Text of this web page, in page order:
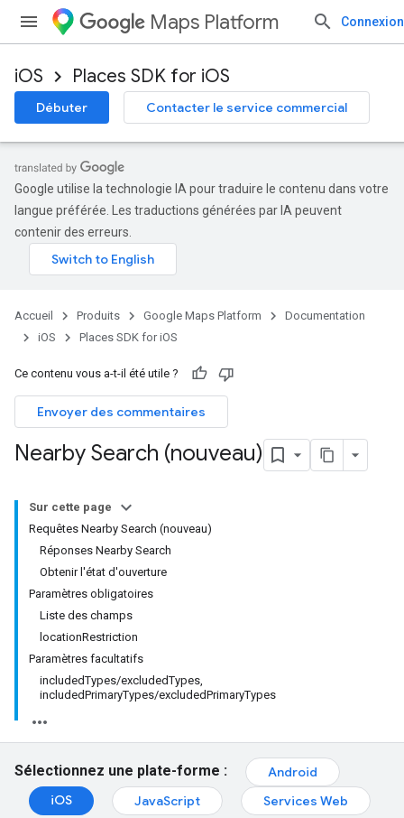
Maps Platform Connexion
iOS Places SDK for iOS
Débuter Contacter le service commercial
Google utilise la technologie IA pour traduire le contenu dans votre
langue préférée. Les traductions générées par IA peuvent
contenir des erreurs.
Accueil Produits Google Maps Platform
Documentation
iOS
Places SDK for iOS
Ce contenu vous a-t-il été utile ?
Envoyer des commentaires
Nearby Search (nouveau)
Sur cette page
Requêtes Nearby Search (nouveau)
Réponses Nearby Search
Obtenir l'état d'ouverture
Paramètres obligatoires
Liste des champs
locationRestriction
Paramètres facultatifs
includedTypes/excludedTypes,
includedPrimaryTypes/excludedPrimaryTypes
Sélectionnez une plate-forme :
Android
iOS
JavaScript Services Web